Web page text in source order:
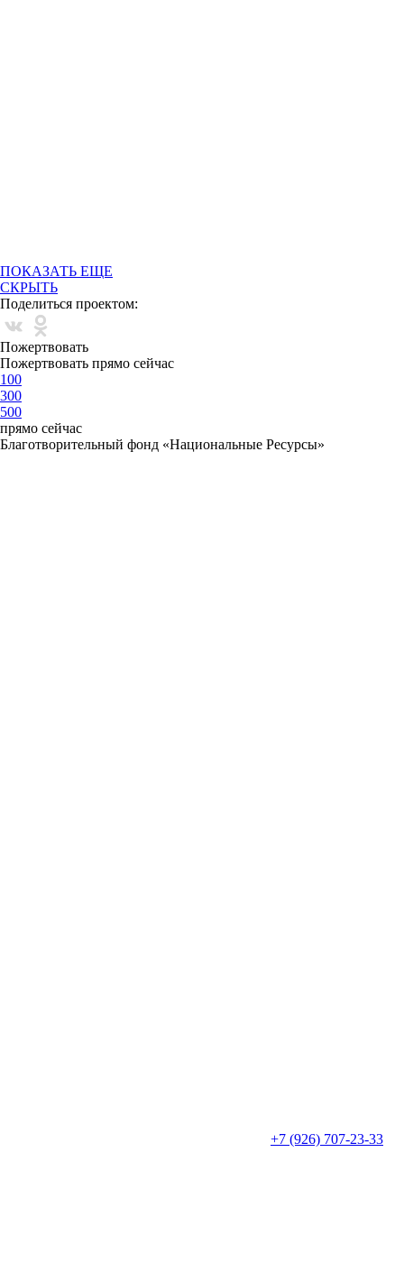
ПОКАЗАТЬ ЕЩЕ
СКРЫТЬ
Поделиться проектом:
Пожертвовать
Пожертвовать прямо сейчас
100
300
500
прямо сейчас
Благотворительный фонд «Национальные Ресурсы»
+7 (926) 707-23-33